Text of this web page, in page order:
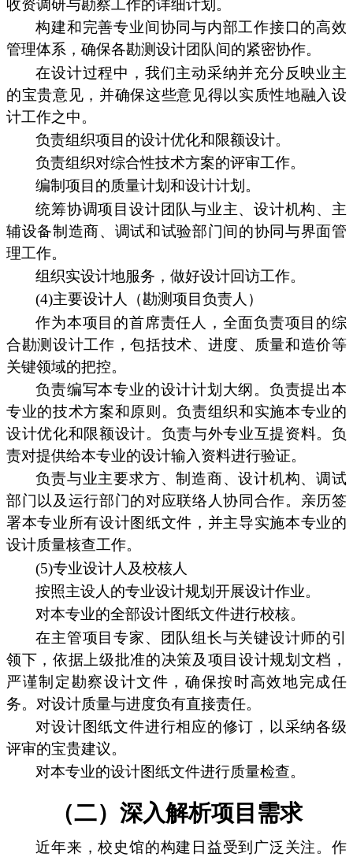
收资调研与勘察工作的详细计划。
构建和完善专业间协同与内部工作接口的高效
管理体系，确保各勘测设计团队间的紧密协作。
在设计过程中，我们主动采纳并充分反映业主
的宝贵意见，并确保这些意见得以实质性地融入设
计工作之中。
负责组织项目的设计优化和限额设计。
负责组织对综合性技术方案的评审工作。
编制项目的质量计划和设计计划。
统筹协调项目设计团队与业主、设计机构、主
辅设备制造商、调试和试验部门间的协同与界面管
理工作。
组织实设计地服务，做好设计回访工作。
(4)主要设计人（勘测项目负责人）
作为本项目的首席责任人，全面负责项目的综
合勘测设计工作，包括技术、进度、质量和造价等
关键领域的把控。
负责编写本专业的设计计划大纲。负责提出本
专业的技术方案和原则。负责组织和实施本专业的
设计优化和限额设计。负责与外专业互提资料。负
责对提供给本专业的设计输入资料进行验证。
负责与业主要求方、制造商、设计机构、调试
部门以及运行部门的对应联络人协同合作。亲历签
署本专业所有设计图纸文件，并主导实施本专业的
设计质量核查工作。
(5)专业设计人及校核人
按照主设人的专业设计规划开展设计作业。
对本专业的全部设计图纸文件进行校核。
在主管项目专家、团队组长与关键设计师的引
领下，依据上级批准的决策及项目设计规划文档，
严谨制定勘察设计文件，确保按时高效地完成任
务。对设计质量与进度负有直接责任。
对设计图纸文件进行相应的修订，以采纳各级
评审的宝贵建议。
对本专业的设计图纸文件进行质量检查。
（二）深入解析项目需求
近年来，校史馆的构建日益受到广泛关注。作